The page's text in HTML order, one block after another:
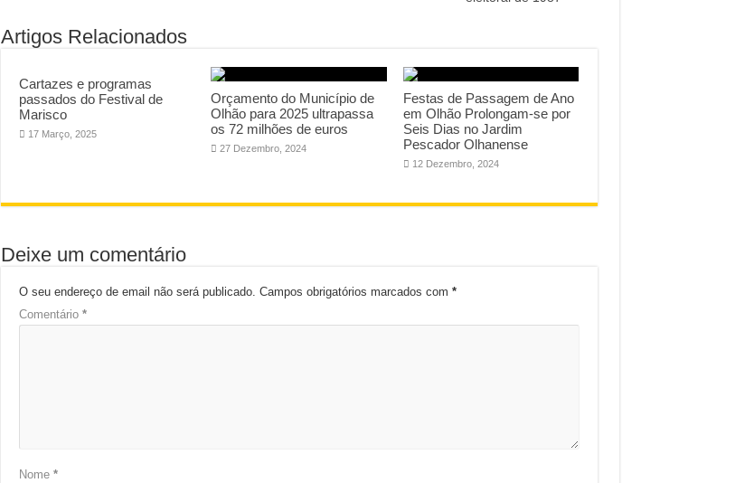
Artigos Relacionados
Cartazes e programas
passados do Festival de
Marisco
17 Março, 2025
Orçamento do Município de
Olhão para 2025 ultrapassa
os 72 milhões de euros
27 Dezembro, 2024
Festas de Passagem de Ano
em Olhão Prolongam-se por
Seis Dias no Jardim
Pescador Olhanense
12 Dezembro, 2024
Deixe um comentário
O seu endereço de email não será publicado. Campos obrigatórios marcados com *
Comentário *
Nome *